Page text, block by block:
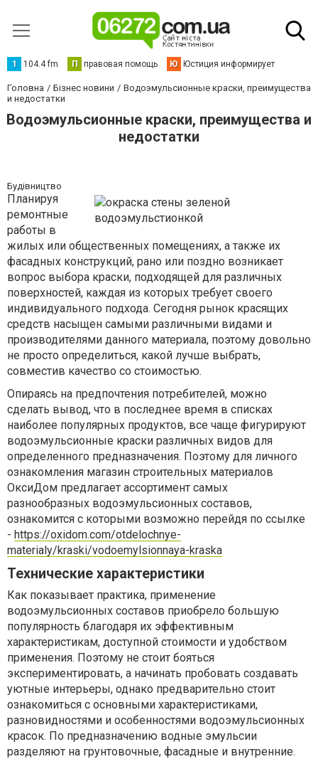
1 104.4 fm П правовая помощь Ю Юстиция информирует
Головна Бізнес новини
Водоэмульсионные краски, преимущества
и недостатки
Водоэмульсионные краски, преимущества и
недостатки
Будівництво
Планируя
ремонтные
работы в
жилых или общественных помещениях, а также их
фасадных конструкций, рано или поздно возникает
вопрос выбора краски, подходящей для различных
поверхностей, каждая из которых требует своего
индивидуального подхода. Сегодня рынок красящих
средств насыщен самыми различными видами и
производителями данного материала, поэтому довольно
не просто определиться, какой лучше выбрать,
совместив качество со стоимостью.
Опираясь на предпочтения потребителей, можно
сделать вывод, что в последнее время в списках
наиболее популярных продуктов, все чаще фигурируют
водоэмульсионные краски различных видов для
определенного предназначения. Поэтому для личного
ознакомления магазин строительных материалов
ОксиДом предлагает ассортимент самых
разнообразных водоэмульсионных составов,
ознакомится с которыми возможно перейдя по ссылке
- https://oxidom.com/otdelochnye-
materialy/kraski/vodoemylsionnaya-kraska
Технические характеристики
Как показывает практика, применение
водоэмульсионных составов приобрело большую
популярность благодаря их эффективным
характеристикам, доступной стоимости и удобством
применения. Поэтому не стоит бояться
экспериментировать, а начинать пробовать создавать
уютные интерьеры, однако предварительно стоит
ознакомиться с основными характеристиками,
разновидностями и особенностями водоэмульсионных
красок. По предназначению водные эмульсии
разделяют на грунтовочные, фасадные и внутренние.